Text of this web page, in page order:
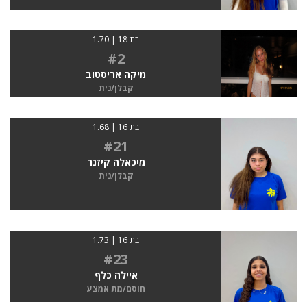
בת 18 | 1.70
#2
מיקה אריסטוב
קבלן/נית
בת 16 | 1.68
#21
מיכאלה קיזנר
קבלן/נית
בת 16 | 1.73
#23
איילה כלף
חוסם/מת אמצע